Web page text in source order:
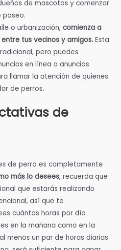
de mascotas y comenzar
paseo.
o urbanización,comienza a
tus vecinos y amigos. Esta
pero puedes
en línea o anuncios
llamar la atención de quienes
de perros.
de
de perro es completamente
más lo desees, recuerda que
que estarás realizando
así que te
cuántas horas por día
en la mañana como en la
menos un par de horas diarias